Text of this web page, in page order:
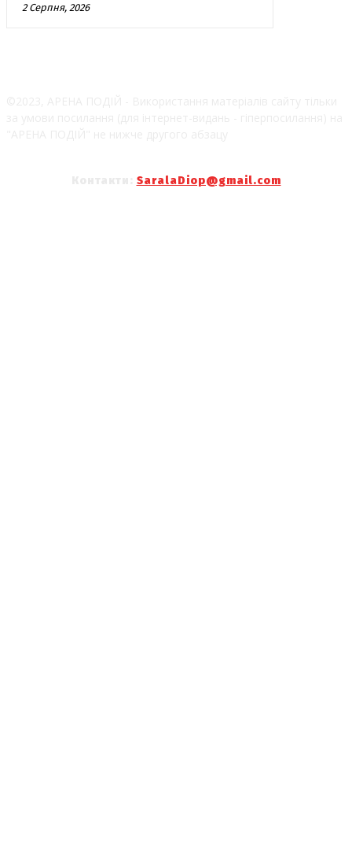
2 Серпня, 2026
SaralaDiop@gmail.com